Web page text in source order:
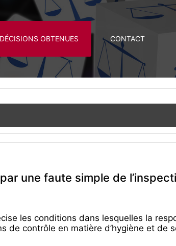
DÉCISIONS OBTENUES CONTACT
une faute simple de
les conditions dans lesquelles la
de contrôle en matière d’hygiène et de